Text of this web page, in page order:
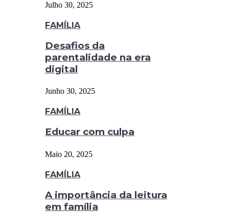
Julho 30, 2025
FAMÍLIA
Desafios da
parentalidade na era
digital
Junho 30, 2025
FAMÍLIA
Educar com culpa
Maio 20, 2025
FAMÍLIA
A importância da leitura
em família